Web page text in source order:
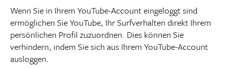
Wenn Sie in Ihrem YouTube-Account eingeloggt sind
ermöglichen Sie YouTube, Ihr Surfverhalten direkt Ihrem
persönlichen Profil zuzuordnen. Dies können Sie
verhindern, indem Sie sich aus Ihrem YouTube-Account
ausloggen.